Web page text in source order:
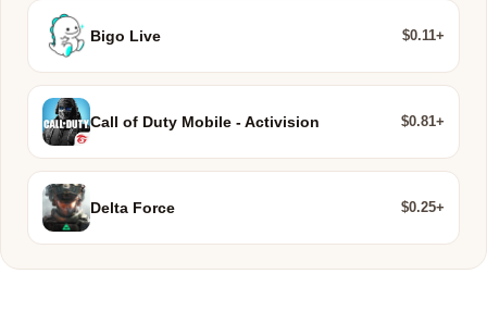
Bigo Live $0.11+
Call of Duty Mobile - Activision $0.81+
Delta Force $0.25+